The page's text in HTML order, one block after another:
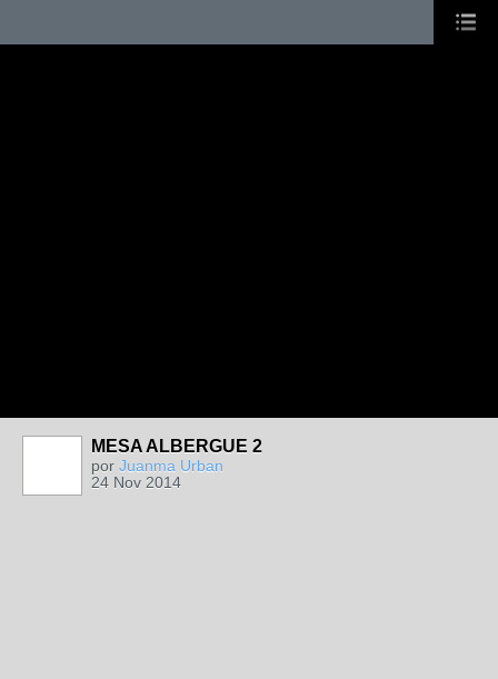
MESA ALBERGUE 2
por Juanma Urban
24 Nov 2014